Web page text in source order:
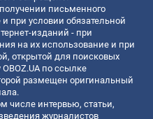
письменного
при условии обязательной
изданий - при
на их использование и при
открытой для поисковых
по ссылке
размещен оригинальный
числе интервью, статьи,
журналистов